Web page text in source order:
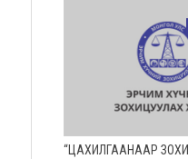
“ЦАХИЛГААНААР